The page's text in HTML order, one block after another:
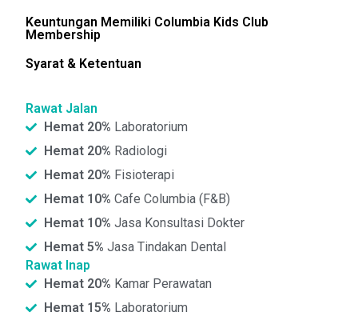
Keuntungan Memiliki Columbia Kids Club
Membership
Syarat & Ketentuan
Rawat Jalan
Hemat 20% Laboratorium
Hemat 20% Radiologi
Hemat 20% Fisioterapi
Hemat 10% Cafe Columbia (F&B)
Hemat 10% Jasa Konsultasi Dokter
Hemat 5% Jasa Tindakan Dental
Rawat Inap
Hemat 20% Kamar Perawatan
Hemat 15% Laboratorium